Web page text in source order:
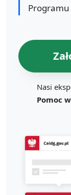
Programu
Nasi
Pomoc